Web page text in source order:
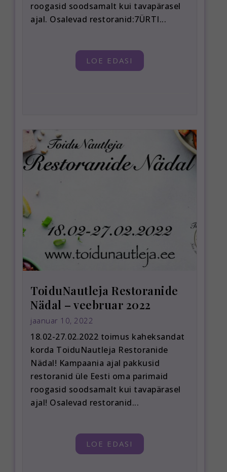
roogasid soodsamalt kui tavapärasel
ajal. Osalevad restoranid:7ÜRTI...
LOE EDASI
ToiduNautleja Restoranide
Nädal – veebruar 2022
jaanuar 10, 2022
18.02-27.02.2022 toimus kaheksandat
korda ToiduNautleja Restoranide
Nädal! Kampaania ajal pakkusid
restoranid üle Eesti oma parimaid
roogasid soodsamalt kui tavapärasel
ajal! Osalevad restoranid...
LOE EDASI